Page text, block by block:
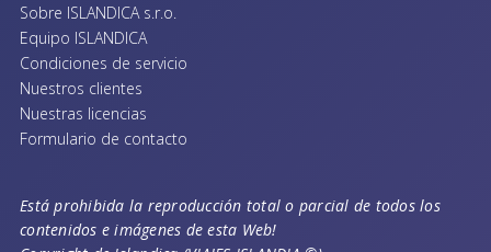
Sobre ISLANDICA s.r.o.
Equipo ISLANDICA
Condiciones de servicio
Nuestros clientes
Nuestras licencias
Formulario de contacto
Está prohibida la reproducción total o parcial de todos los
contenidos e imágenes de esta Web!